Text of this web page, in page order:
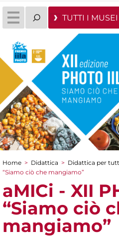
TUTTI I MUSEI
Tu sei qui
Home > Didattica > Didattica per
“Siamo ciò che mangiamo”
aMICi - XII
“Siamo ciò
mangiamo”